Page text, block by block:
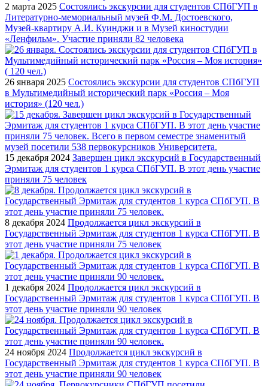
2 марта 2025 Состоялись экскурсии для студентов СПбГУП в
Литературно-мемориальный музей Ф.М. Достоевского,
Музей-квартиру А.И. Куинджи и в Музей киностудии
«Ленфильм». Участие приняли 82 человека
26 января 2025 Состоялись экскурсии для студентов СПбГУП
в Мультимедийный исторический парк «Россия – Моя
история» (120 чел.)
15 декабря 2024 Завершен цикл экскурсий в Государственный
Эрмитаж для студентов 1 курса СПбГУП. В этот день участие
приняли 75 человек
8 декабря 2024 Продолжается цикл экскурсий в
Государственный Эрмитаж для студентов 1 курса СПбГУП. В
этот день участие приняли 75 человек
1 декабря 2024 Продолжается цикл экскурсий в
Государственный Эрмитаж для студентов 1 курса СПбГУП. В
этот день участие приняли 90 человек
24 ноября 2024 Продолжается цикл экскурсий в
Государственный Эрмитаж для студентов 1 курса СПбГУП. В
этот день участие приняли 90 человек